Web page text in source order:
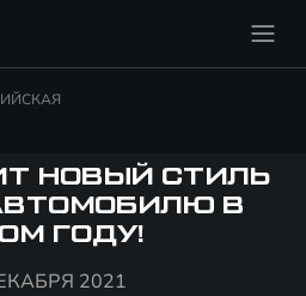
НОВЫЙ СТИЛЬ
В
ГОДУ!
2021